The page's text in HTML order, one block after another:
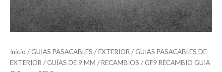
Inicio / GUIAS PASACABLES /EXTERIOR / GUIAS PASACABLES DE
EXTERIOR / GUÍAS DE 9 MM /RECAMBIOS / GF9 RECAMBIO GUIA